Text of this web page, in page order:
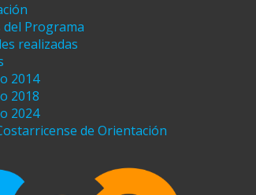
del Programa
realizadas
2014
2018
2024
de Orientación